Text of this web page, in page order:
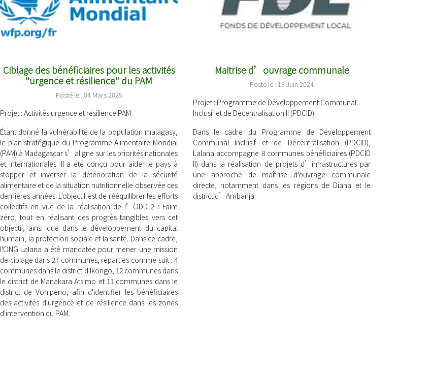
Ciblage des bénéficiaires pour les activités
"urgence et résilience" du PAM
Posté le : 04 Mars 2025
Projet: Activités urgence et résilience PAM
Étant donné la vulnérabilité de la population malagasy,
le plan stratégique du Programme Alimentaire Mondial
(PAM) à Madagascar s’aligne sur les priorités nationales
et internationales. Il a été conçu pour aider le pays à
stopper et inverser la détérioration de la sécurité
alimentaire et de la situation nutritionnelle observée ces
dernières années. L'objectif est de rééquilibrer les efforts
collectifs en vue de la réalisation de l’ODD 2 : Faim
zéro, tout en réalisant des progrès tangibles vers cet
objectif, ainsi que dans le développement du capital
humain, la protection sociale et la santé. Dans ce cadre,
l'ONG Lalana a été mandatée pour mener une mission
de ciblage dans 27 communes, réparties comme suit : 4
communes dans le district d'Ikongo, 12 communes dans
le district de Manakara Atsimo et 11 communes dans le
district de Vohipeno, afin d'identifier les bénéficiaires
des activités d'urgence et de résilience dans les zones
d'intervention du PAM.
Maitrise d’ouvrage communale
Posté le : 19 Juin 2024
Projet: Programme de Développement Communal
Inclusif et de Décentralisation II (PDCID)
Dans le cadre du Programme de Développement
Communal Inclusif et de Décentralisation (PDCID),
Lalana accompagne 8 communes bénéficiaires (PDCID
II) dans la réalisation de projets d’infrastructures par
une approche de maîtrise d'ouvrage communale
directe, notamment dans les régions de Diana et le
district d’Ambanja.